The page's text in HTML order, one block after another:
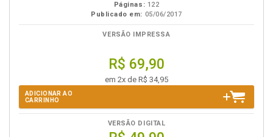
Páginas: 122
Publicado em: 05/06/2017
VERSÃO IMPRESSA
R$ 69,90
em 2x de R$ 34,95
ADICIONAR AO
CARRINHO
VERSÃO DIGITAL